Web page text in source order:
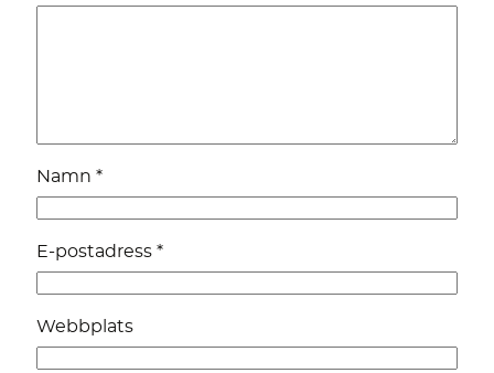
Namn *
E-postadress *
Webbplats